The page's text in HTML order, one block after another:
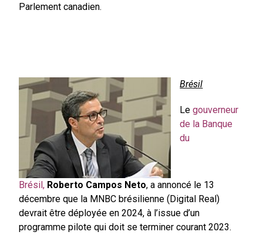
Parlement canadien.
Brésil
Legouverneur
de la Banque
du
Brésil, Roberto Campos Neto, a annoncé le 13
décembre que la MNBC brésilienne (Digital Real)
devrait être déployée en 2024, à l’issue d’un
programme pilote qui doit se terminer courant 2023.